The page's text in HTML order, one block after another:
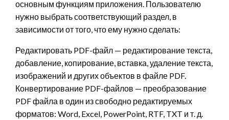
основным функциям приложения. Пользователю
нужно выбрать соответствующий раздел, в
зависимости от того, что ему нужно сделать:
Редактировать PDF-файл — редактирование текста,
добавление, копирование, вставка, удаление текста,
изображений и других объектов в файле PDF.
Конвертирование PDF-файлов — преобразование
PDF файла в один из свободно редактируемых
форматов: Word, Excel, PowerPoint, RTF, TXT и т. д.